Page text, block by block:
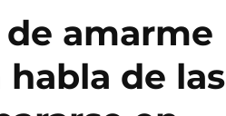
amarme
de las